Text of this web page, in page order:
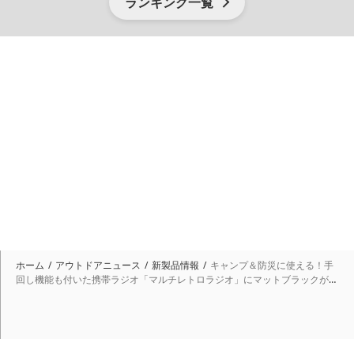
ホーム アウトドアニュース 新製品情報
キャンプ＆防災に使える！手
回し機能も付いた携帯ラジオ「マルチレトロラジオ」にマットブラックが登